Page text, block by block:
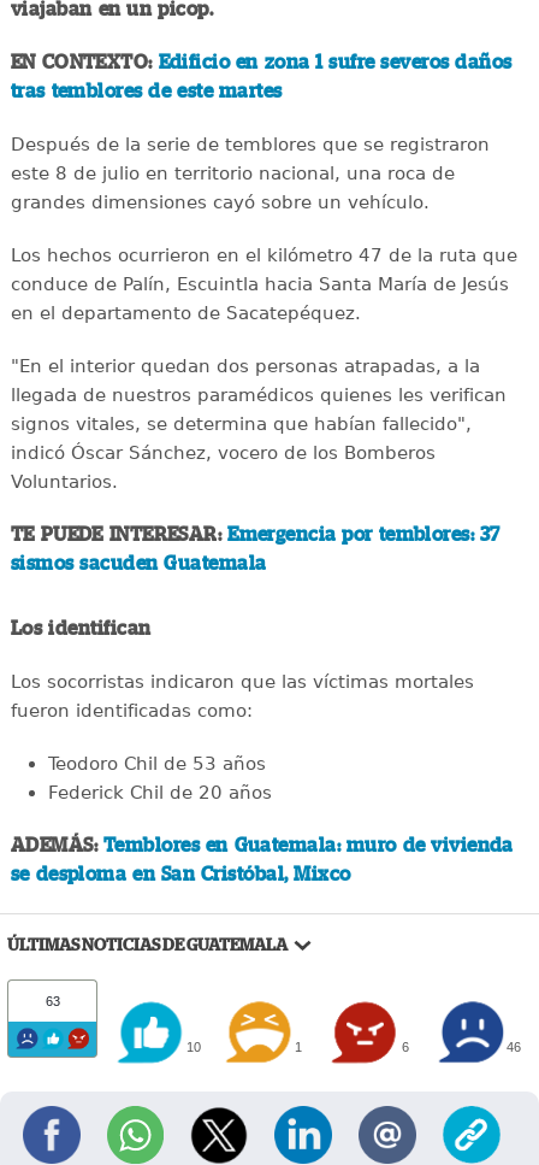
viajaban en un picop.
EN CONTEXTO: Edificio en zona 1 sufre severos daños
tras temblores de este martes
Después de la serie de temblores que se registraron
este 8 de julio en territorio nacional, una roca de
grandes dimensiones cayó sobre un vehículo.
Los hechos ocurrieron en el kilómetro 47 de la ruta que
conduce de Palín, Escuintla hacia Santa María de Jesús
en el departamento de Sacatepéquez.
"En el interior quedan dos personas atrapadas, a la
llegada de nuestros paramédicos quienes les verifican
signos vitales, se determina que habían fallecido",
indicó Óscar Sánchez, vocero de los Bomberos
Voluntarios.
TE PUEDE INTERESAR:Emergencia por temblores: 37
sismos sacuden Guatemala
Los identifican
Los socorristas indicaron que las víctimas mortales
fueron identificadas como:
Teodoro Chil de 53 años
Federick Chil de 20 años
ADEMÁS: Temblores en Guatemala: muro de vivienda
se desploma en San Cristóbal, Mixco
ÚLTIMAS NOTICIAS DE GUATEMALA
63
10 1 6 46